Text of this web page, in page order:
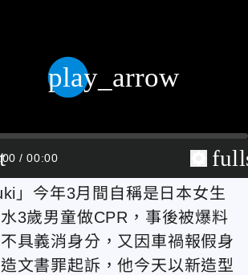
00:00
play_arrow
」今年3月間自稱是日本女生
3歲男童做CPR，事後被爆料
具義消身分，又因車禍報假身
文書罪起訴，他今天以新造型